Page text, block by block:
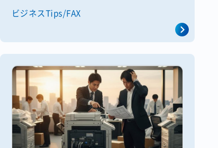
販売で受発注が止まると、事業に極めて深
刻な損害を与えかねません。こ [&hellip;]
ビジネスTips/FAX